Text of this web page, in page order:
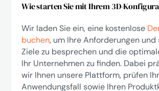
Wie starten Sie mit Ihrem 3D-
Wir laden Sie ein, eine kostenlose
buchen, um Ihre Anforderungen
Ziele zu besprechen und die
Ihr Unternehmen zu finden. Dabei
wir Ihnen unsere Plattform, prüfen
Anwendungsfall sowie Ihren